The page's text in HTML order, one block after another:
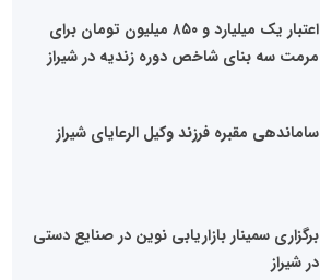
اعتبار یک میلیارد و ۸۵۰ میلیون تومان برای
مرمت سه بنای شاخص دوره زندیه در شیراز
ساماندهی مقبره فرزند وکیل الرعایای شیراز
برگزاری سمینار بازاریابی نوین در صنایع دستی
در شیراز